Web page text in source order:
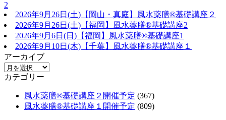
2
2026年9月26日(土)【岡山・真庭】風水薬膳®基礎講座２
2026年9月26日(土)【福岡】風水薬膳®︎基礎講座2
2026年9月6日(日)【福岡】風水薬膳®︎基礎講座1
2026年9月10日(木)【千葉】風水薬膳®︎基礎講座１
アーカイブ
カテゴリー
風水薬膳®基礎講座２開催予定 (367)
風水薬膳®基礎講座１開催予定 (809)